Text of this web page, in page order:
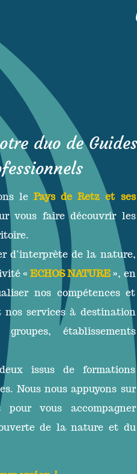
duo de Guides
le Pays de Retz et ses
vous faire découvrir les
d’interprète de la nature,
«ECHOS NATURE», en
nos compétences et
nos services à destination
établissements
issus de formations
Nous nous appuyons sur
pour vous accompagner
de la nature et du